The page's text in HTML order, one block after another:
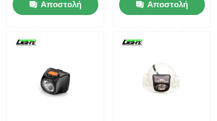
Ψηφιακό Led
Ασύρματο Φωτιστικό
Αποστολή
Επαναφορτιζόμενη
Λυχνία Κράνους
Κεφαλής για
Αποστολή